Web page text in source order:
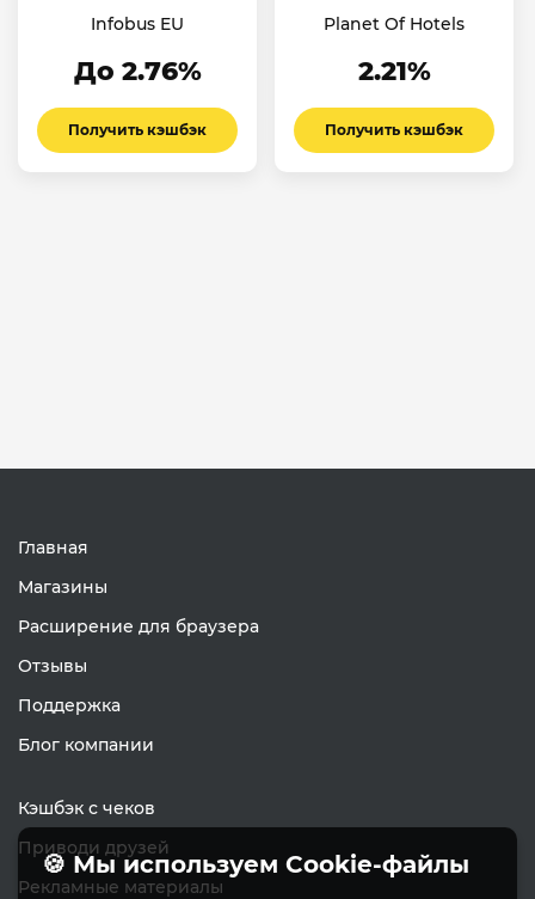
Infobus EU
До 2.76%
Получить кэшбэк
Planet Of Hotels
2.21%
Получить кэшбэк
Главная
Магазины
Расширение для браузера
Отзывы
Поддержка
Блог компании
Кэшбэк с чеков
Приводи друзей
Рекламные материалы
🍪 Мы используем Cookie-файлы